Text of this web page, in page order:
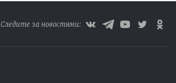
Следите за новостями: